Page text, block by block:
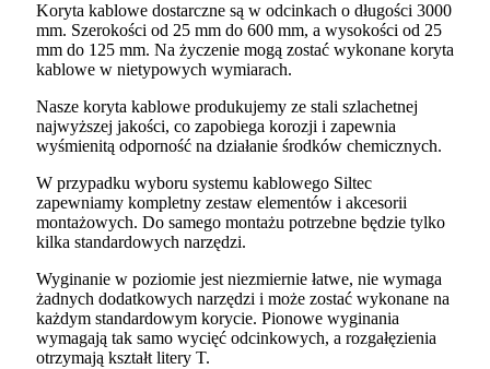
Koryta kablowe dostarczne są w odcinkach o długości 3000
mm. Szerokości od 25 mm do 600 mm, a wysokości od 25
mm do 125 mm. Na życzenie mogą zostać wykonane koryta
kablowe w nietypowych wymiarach.
Nasze koryta kablowe produkujemy ze stali szlachetnej
najwyższej jakości, co zapobiega korozji i zapewnia
wyśmienitą odporność na działanie środków chemicznych.
W przypadku wyboru systemu kablowego Siltec
zapewniamy kompletny zestaw elementów i akcesorii
montażowych. Do samego montażu potrzebne będzie tylko
kilka standardowych narzędzi.
Wyginanie w poziomie jest niezmiernie łatwe, nie wymaga
żadnych dodatkowych narzędzi i może zostać wykonane na
każdym standardowym korycie. Pionowe wyginania
wymagają tak samo wycięć odcinkowych, a rozgałęzienia
otrzymają kształt litery T.